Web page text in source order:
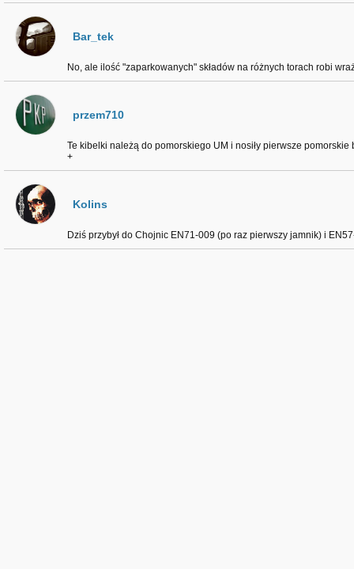
Bar_tek
No, ale ilość "zaparkowanych" składów na różnych torach robi
przem710
Te kibelki należą do pomorskiego UM i nosiły pierwsze
+
Kolins
Dziś przybył do Chojnic EN71-009 (po raz pierwszy jamnik) i